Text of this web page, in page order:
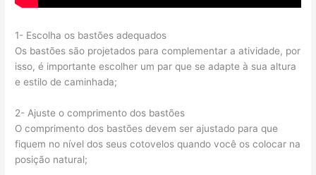
1- Escolha os bastões adequados
Os bastões são projetados para complementar a atividade, por
isso, é importante escolher um par que se adapte à sua altura
e estilo de caminhada;
2- Ajuste o comprimento dos bastões
O comprimento dos bastões devem ser ajustado para que
fiquem no nível dos seus cotovelos quando você os colocar na
posição natural;